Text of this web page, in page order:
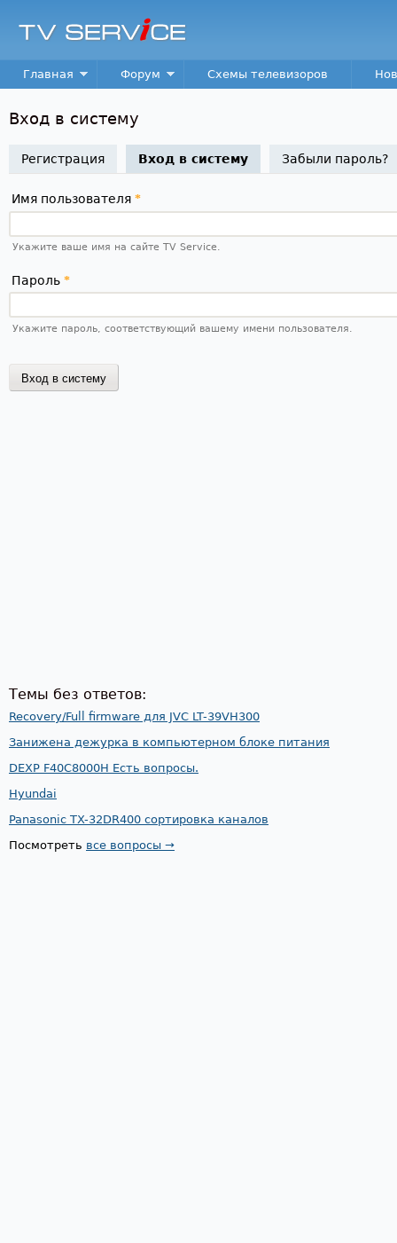
TV
Service
Main menu
Главная Форум Схемы телевизоров
Вход в систему
Регистрация Вход в систему(активная вкладка)
Забыли пароль?
Имя пользователя *
Укажите ваше имя на сайте TV Service.
Пароль *
Укажите пароль, соответствующий вашему имени пользователя.
Темы без ответов:
Recovery/Full firmware для JVC LT-39VH300
Занижена дежурка в компьютерном блоке питания
DEXP F40C8000H Есть вопросы.
Hyundai
Panasonic TX-32DR400 сортировка каналов
Посмотреть все вопросы →